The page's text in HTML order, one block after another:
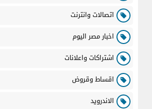
اتصالات وانترنت
اخبار مصر اليوم
اشتراكات واعلانات
اقساط وقروض
الاندرويد